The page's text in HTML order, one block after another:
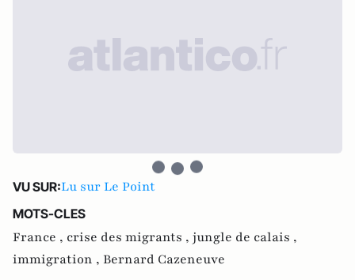
VU SUR:Lu sur Le Point
MOTS-CLES
France , crise des migrants , jungle de calais ,
immigration , Bernard Cazeneuve